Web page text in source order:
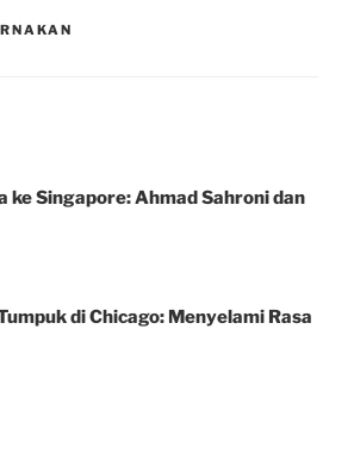
ke Singapore: Ahmad Sahroni dan
di Chicago: Menyelami Rasa